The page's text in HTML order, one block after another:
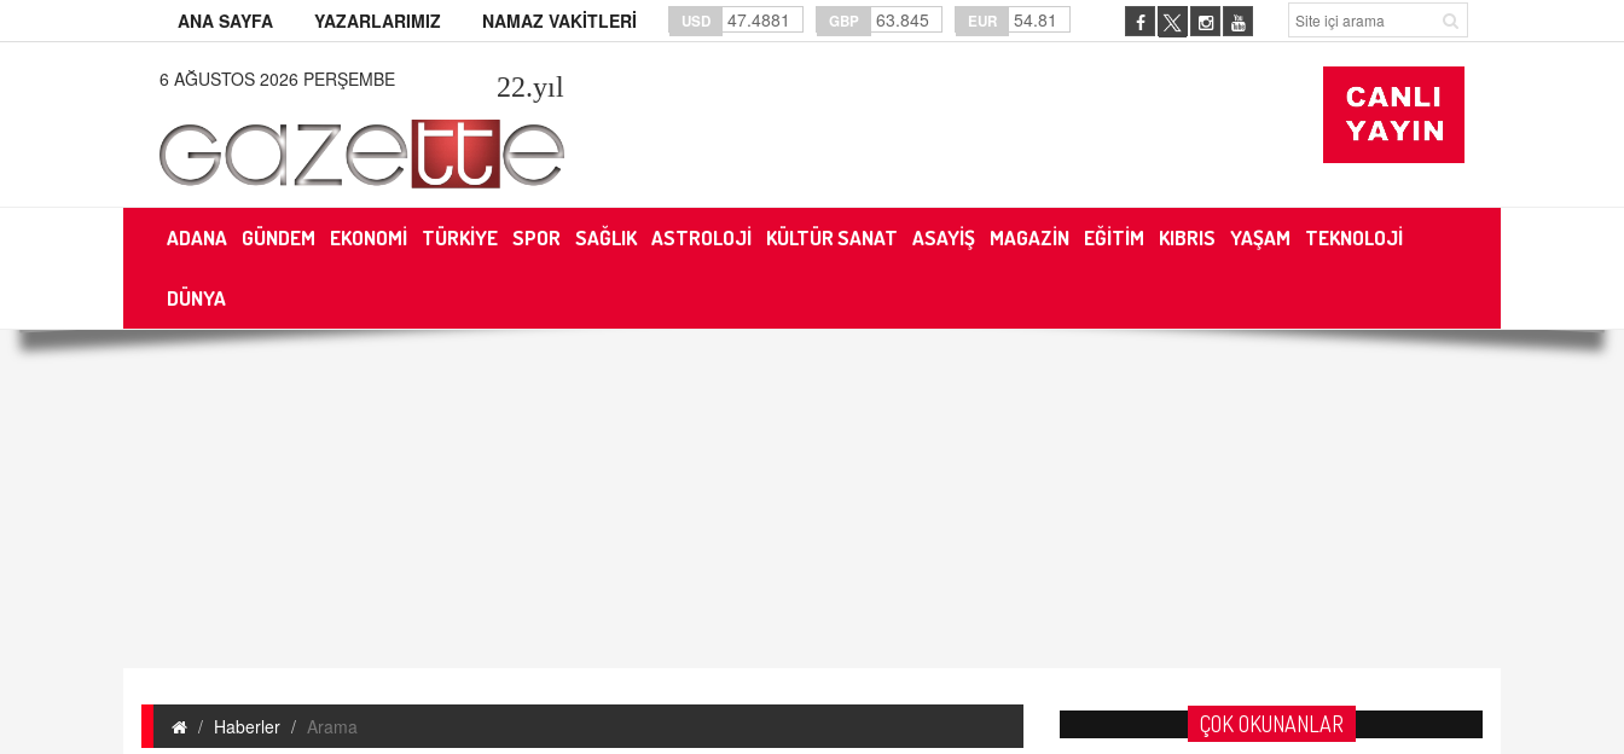
ANA SAYFA YAZARLARIMIZ NAMAZ VAKİTLERİ USD 47.4881 GBP 63.845 EUR 54.81
6 AĞUSTOS 2026 PERŞEMBE 22.yıl
ADANA GÜNDEM EKONOMİ TÜRKİYE SPOR SAĞLIK ASTROLOJİ KÜLTÜR SANAT ASAYİŞ MAGAZİN EĞİTİM KIBRIS YAŞAM TEKNOLOJİ
DÜNYA
Haberler Arama ÇOK OKUNANLAR